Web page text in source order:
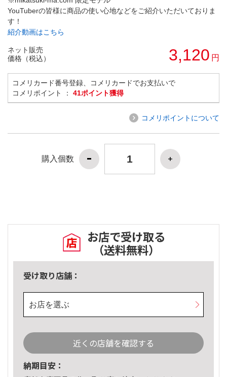
YouTuberの皆様に商品の使い心地などをご紹介いただいておりま
す！
紹介動画はこちら
ネット販売
価格（税込）
3,120 円
コメリカード番号登録、コメリカードでお支払いで
コメリポイント ： 41ポイント獲得
コメリポイントについて
購入個数
お店で受け取る
（送料無料）
受け取り店舗：
お店を選ぶ
近くの店舗を確認する
納期目安：